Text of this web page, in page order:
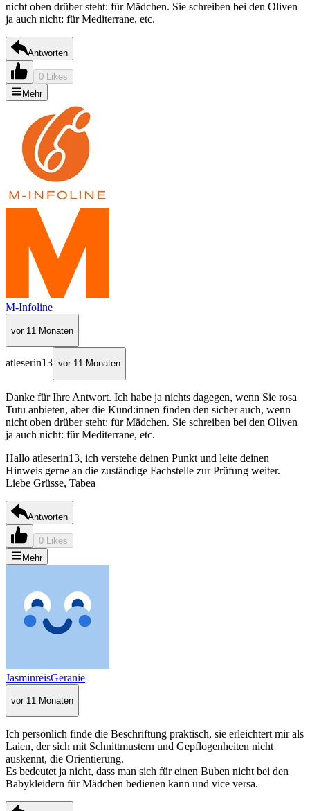
nicht oben drüber steht: für Mädchen. Sie schreiben bei den Oliven
ja auch nicht: für Mediterrane, etc.
Antworten
0 Likes
Mehr
M-Infoline
vor 11 Monaten
atleserin13 vor 11 Monaten
Danke für Ihre Antwort. Ich habe ja nichts dagegen, wenn Sie rosa
Tutu anbieten, aber die Kund:innen finden den sicher auch, wenn
nicht oben drüber steht: für Mädchen. Sie schreiben bei den Oliven
ja auch nicht: für Mediterrane, etc.
Hallo atleserin13, ich verstehe deinen Punkt und leite deinen
Hinweis gerne an die zuständige Fachstelle zur Prüfung weiter.
Liebe Grüsse, Tabea
Antworten
0 Likes
Mehr
JasminreisGeranie
vor 11 Monaten
Ich persönlich finde die Beschriftung praktisch, sie erleichtert mir als
Laien, der sich mit Schnittmustern und Gepflogenheiten nicht
auskennt, die Orientierung.
Es bedeutet ja nicht, dass man sich für einen Buben nicht bei den
Babykleidern für Mädchen bedienen kann und vice versa.